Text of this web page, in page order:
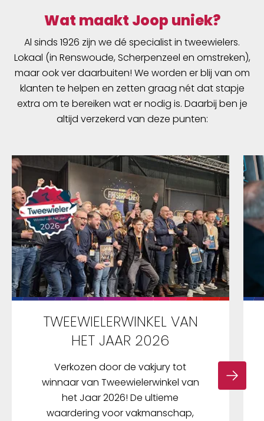
Wat maakt Joop uniek?
Al sinds 1926 zijn we dé specialist in tweewielers.
Lokaal (in Renswoude, Scherpenzeel en omstreken),
maar ook ver daarbuiten! We worden er blij van om
klanten te helpen en zetten graag nét dat stapje
extra om te bereiken wat er nodig is. Daarbij ben je
altijd verzekerd van deze punten:
TWEEWIELERWINKEL VAN
HET JAAR 2026
Verkozen door de vakjury tot
winnaar van Tweewielerwinkel van
het Jaar 2026! De ultieme
waardering voor vakmanschap,